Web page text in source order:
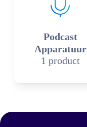
Podcast
Apparatuur
1 product